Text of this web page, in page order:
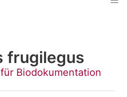
frugilegus
Biodokumentation